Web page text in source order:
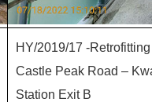
HY/2019/17 -
Castle Peak Road –
Station Exit B